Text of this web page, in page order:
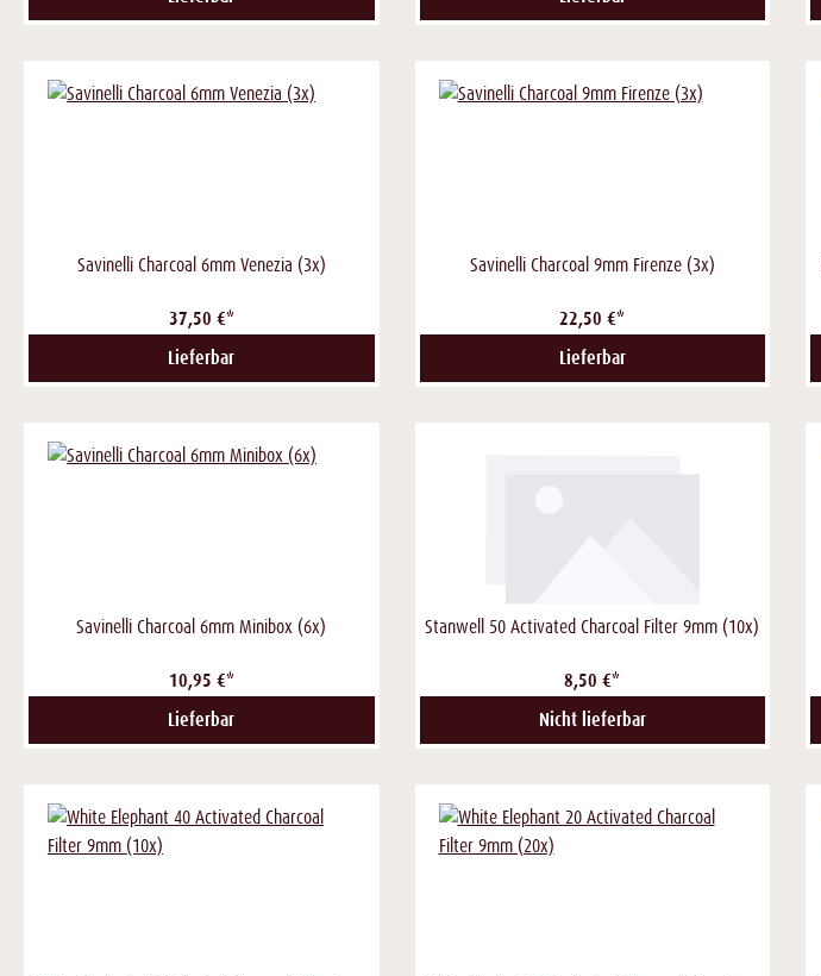
Savinelli Charcoal 6mm Venezia (3x)
37,50 €*
Lieferbar
Savinelli Charcoal 9mm Firenze (3x)
22,50 €*
Lieferbar
Savinelli Charcoal 6mm Minibox (6x)
10,95 €*
Lieferbar
Stanwell 50 Activated Charcoal Filter 9mm (10x)
8,50 €*
Nicht lieferbar